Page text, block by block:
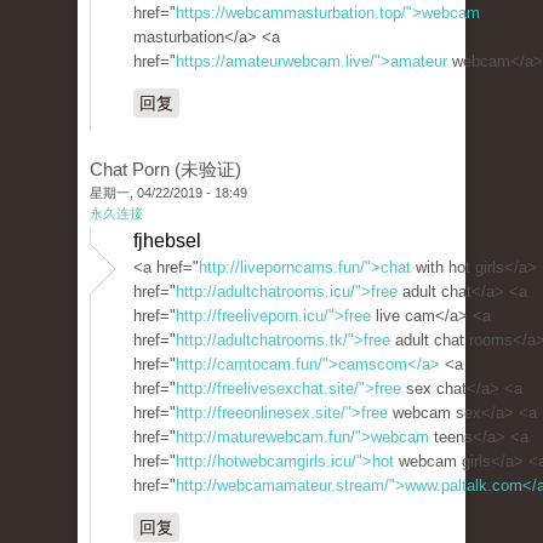
href=" https://webcammasturbation.top/">webcam
masturbation</a> <a
href=" https://amateurwebcam.live/">amateur webcam</a>
回复
Chat Porn (未验证)
星期一, 04/22/2019 - 18:49
永久连接
fjhebsel
<a href=" http://liveporncams.fun/">chat with hot girls</a>
href=" http://adultchatrooms.icu/">free adult chat</a> <a
href=" http://freeliveporn.icu/">free live cam</a> <a
href=" http://adultchatrooms.tk/">free adult chat rooms</
href=" http://camtocam.fun/">camscom</a> <a
href=" http://freelivesexchat.site/">free sex chat</a> <a
href=" http://freeonlinesex.site/">free webcam sex</a> <a
href=" http://maturewebcam.fun/">webcam teens</a> <a
href=" http://hotwebcamgirls.icu/">hot webcam girls</a>
href=" http://webcamamateur.stream/">www.paltalk.com</
回复